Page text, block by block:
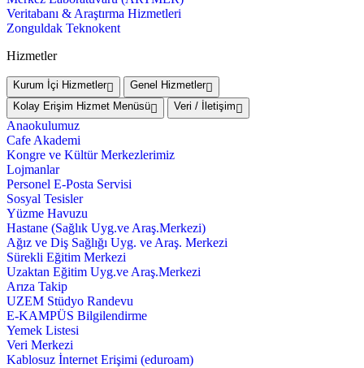
Veritabanı & Araştırma Hizmetleri
Zonguldak Teknokent
Hizmetler
Kurum İçi Hizmetler
Genel Hizmetler
Kolay Erişim Hizmet Menüsü
Veri / İletişim
Anaokulumuz
Cafe Akademi
Kongre ve Kültür Merkezlerimiz
Lojmanlar
Personel E-Posta Servisi
Sosyal Tesisler
Yüzme Havuzu
Hastane (Sağlık Uyg.ve Araş.Merkezi)
Ağız ve Diş Sağlığı Uyg. ve Araş. Merkezi
Sürekli Eğitim Merkezi
Uzaktan Eğitim Uyg.ve Araş.Merkezi
Arıza Takip
UZEM Stüdyo Randevu
E-KAMPÜS Bilgilendirme
Yemek Listesi
Veri Merkezi
Kablosuz İnternet Erişimi (eduroam)